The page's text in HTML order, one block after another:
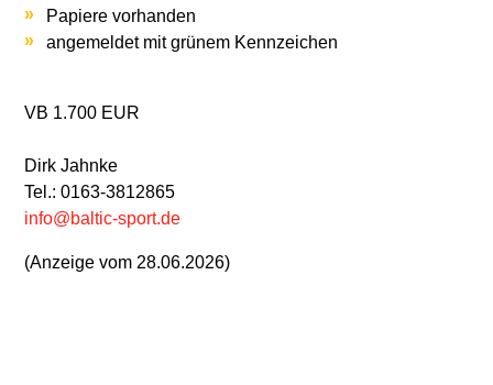
Papiere vorhanden
angemeldet mit grünem Kennzeichen
VB 1.700 EUR
Dirk Jahnke
Tel.: 0163-3812865
info@baltic-sport.de
(Anzeige vom 28.06.2026)